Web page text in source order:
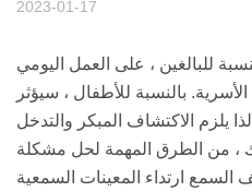
2023-01-17
للبالغين ، على العمل اليومي
بالنسبة للأطفال ، سيؤثر
يلزم الاكتشاف المبكر والتدخل
، من الطرق المهمة لحل مشكلة